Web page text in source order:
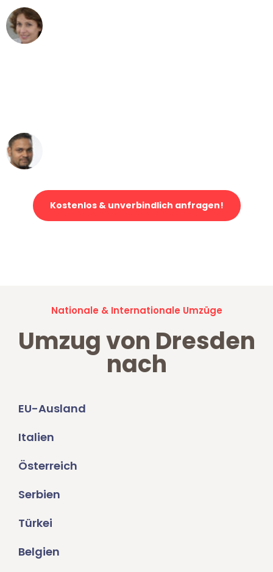
Kostenlos & unverbindlich anfragen!
Nationale & Internationale Umzüge
Umzug von Dresden
nach
EU-Ausland
Italien
Österreich
Serbien
Türkei
Belgien